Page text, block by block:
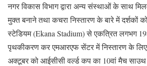
नगर विकास विभाग द्वारा अन्य संस्थाओं के साथ
मुक्त बनाने तथा कचरा निस्तारण के बारे में दर्शकों
स्टेडियम (Ekana Stadium) से एकत्रित लगभग
पृथकीकरण कर एमआरएफ सेंटर में निस्तारण के लिए
अक्टूबर को आईसीसी वर्ल्ड कप का 10वां मैच